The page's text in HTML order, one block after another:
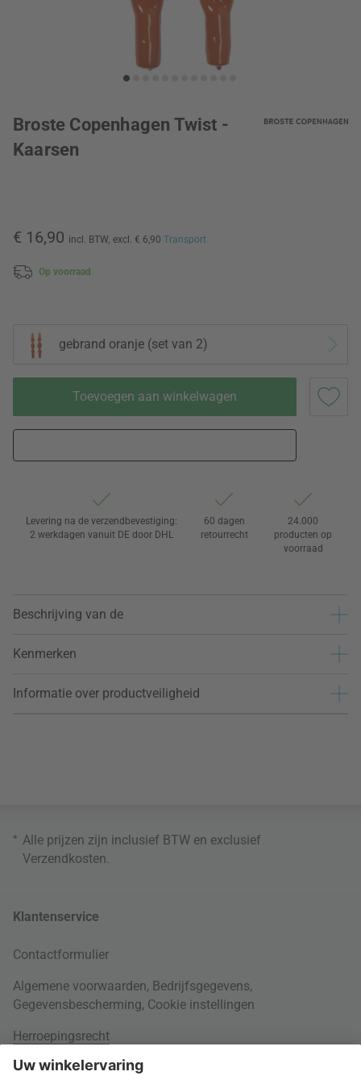
Broste Copenhagen Twist -
Kaarsen
€ 16,90 incl. BTW, excl. € 6,90 Transport
Op voorraad
gebrand oranje (set van 2)
Toevoegen aan winkelwagen
Levering na de verzendbevestiging:
2 werkdagen vanuit DE door DHL
60 dagen
retourrecht
24.000
producten op
voorraad
Beschrijving van de
Kenmerken
Informatie over productveiligheid
* Alle prijzen zijn inclusief BTW en exclusief
Verzendkosten
Klantenservice
Contactformulier
Algemene voorwaarden, Bedrijfsgegevens,
Gegevensbescherming, Cookie instellingen
Herroepingsrecht
Rondom je bestelling